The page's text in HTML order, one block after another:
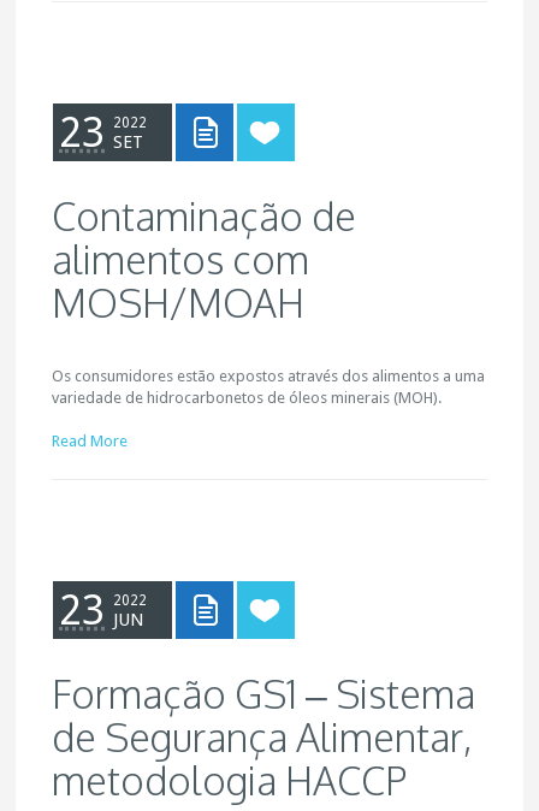
23 2022
SET
Contaminação de
alimentos com
MOSH/MOAH
Os consumidores estão expostos através dos alimentos a uma
variedade de hidrocarbonetos de óleos minerais (MOH).
Read More
23 2022
JUN
Formação GS1 – Sistema
de Segurança Alimentar,
metodologia HACCP